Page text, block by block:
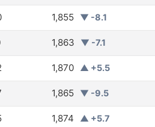
1,855 ▼ -8.1
1,863 ▼ -7.1
1,870 ▲ +5.5
1,865 ▼ -9.5
1,874 ▲ +5.7